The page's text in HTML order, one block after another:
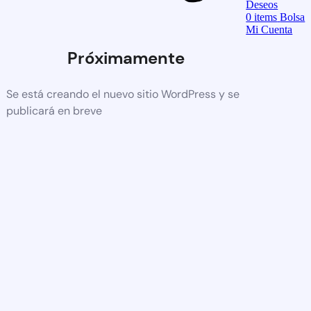
Próximamente
Se está creando el nuevo sitio WordPress y se
publicará en breve
Deseos
0items Bolsa
Mi Cuenta